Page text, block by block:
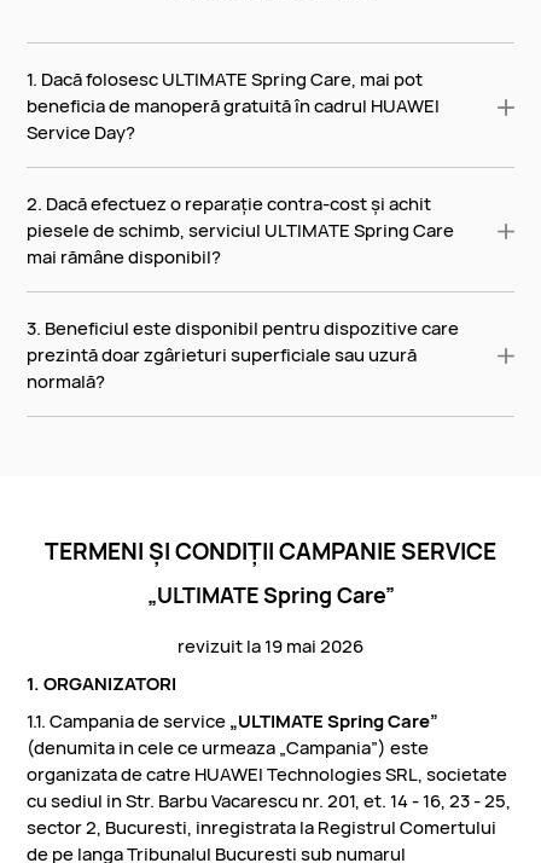
1. Dacă folosesc ULTIMATE Spring Care, mai pot
beneficia de manoperă gratuită în cadrul HUAWEI
Service Day?
2. Dacă efectuez o reparație contra-cost și achit
piesele de schimb, serviciul ULTIMATE Spring Care
mai rămâne disponibil?
3. Beneficiul este disponibil pentru dispozitive care
prezintă doar zgârieturi superficiale sau uzură
normală?
TERMENI ȘI CONDIȚII CAMPANIE SERVICE
„ULTIMATE Spring Care”
revizuit la 19 mai 2026
1. ORGANIZATORI
1.1. Campania de service „ULTIMATE Spring Care”
(denumita in cele ce urmeaza „Campania”) este
organizata de catre HUAWEI Technologies SRL, societate
cu sediul in Str. Barbu Vacarescu nr. 201, et. 14 - 16, 23 - 25,
sector 2, Bucuresti, inregistrata la Registrul Comertului
de pe langa Tribunalul Bucuresti sub numarul